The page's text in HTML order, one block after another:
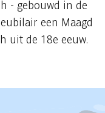
- gebouwd in de
een Maagd
uit de 18e eeuw.